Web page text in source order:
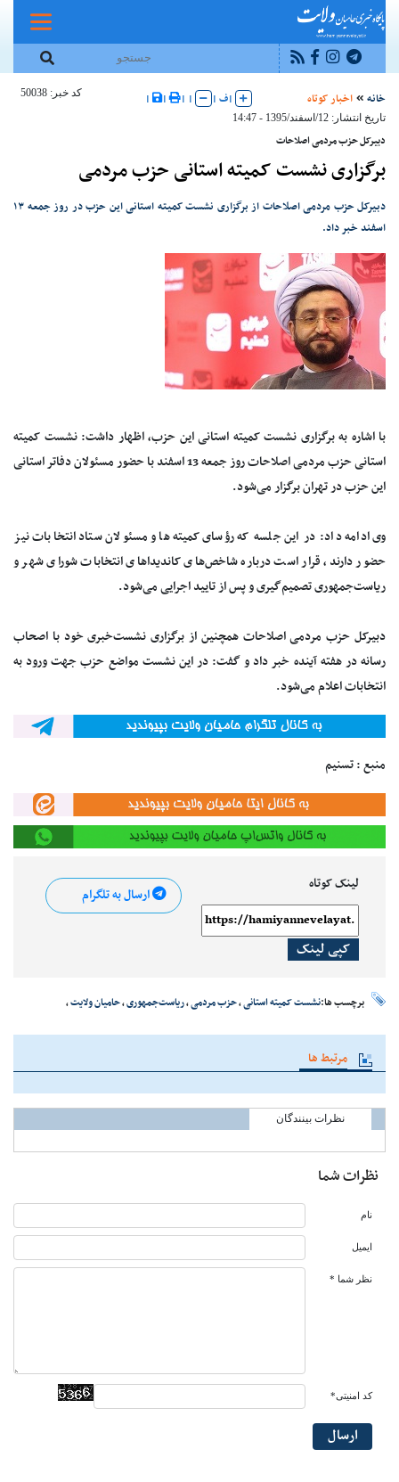
خانه اخبار کوتاه |ف |
|
|
|
|
کد خبر: 50038
تاریخ انتشار: 12/اسفند/1395 - 14:47
دبیرکل حزب مردمی اصلاحات
برگزاری نشست کمیته استانی حزب مردمی
دبیرکل حزب مردمی اصلاحات از برگزاری نشست کمیته استانی این حزب در روز جمعه ۱۳
اسفند خبر داد.
با اشاره به برگزاری نشست کمیته استانی این حزب، اظهار داشت: نشست کمیته
استانی حزب مردمی اصلاحات روز جمعه 13 اسفند با حضور مسئولان دفاتر استانی
این حزب در تهران برگزار می‌شود.
وی ادامه داد: در این جلسه که رؤسای کمیته‌ها و مسئولان ستاد انتخابات نیز
حضور دارند، قرار است درباره شاخص‌های کاندیداهای انتخابات شورای شهر و
ریاست‌جمهوری تصمیم‌گیری و پس از تایید اجرایی می‌شود.
دبیرکل حزب مردمی اصلاحات همچنین از برگزاری نشست‌خبری خود با اصحاب
رسانه در هفته آینده خبر داد و گفت: در این نشست مواضع حزب جهت ورود به
انتخابات اعلام می‌شود.
منبع : تسنیم
لینک کوتاه
کپی لینک
ارسال به تلگرام
برچسب ها:نشست کمیته استانی،حزب مردمی،ریاست‌جمهوری،حامیان ولایت،
مرتبط ها
نظرات بینندگان
نظرات شما
نام
ایمیل
نظر شما *
کد امنیتی*
ارسال